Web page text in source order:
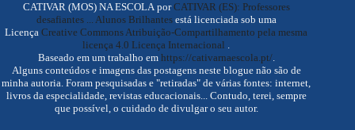
CATIVAR (MOS) NA ESCOLA porCATIVAR (ES): Professores
desafiantes ... Alunos Brilhantesestá licenciada sob uma
LicençaCreative Commons Atribuição-Compartilhamento pela mesma
licença 4.0 Licença Internacional .
Baseado em um trabalho em https://cativarnaescola.pt/.
Alguns conteúdos e imagens das postagens neste blogue não são de
minha autoria. Foram pesquisadas e "retiradas" de várias fontes: internet,
livros da especialidade, revistas educacionais... Contudo, terei, sempre
que possível, o cuidado de divulgar o seu autor.